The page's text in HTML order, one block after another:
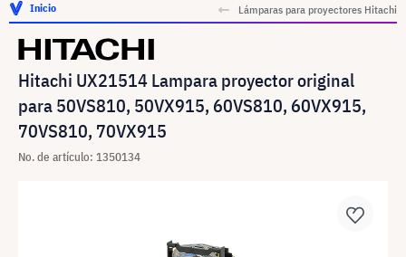
Inicio Lámparas para proyectores Hitachi
Hitachi UX21514 Lampara proyector original
para 50VS810, 50VX915, 60VS810, 60VX915,
70VS810, 70VX915
No. de artículo: 1350134